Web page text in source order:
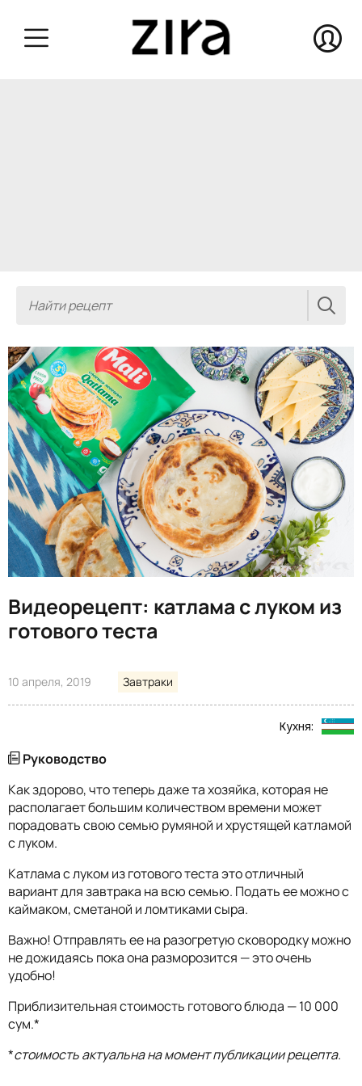
Видеорецепт: катлама с луком из
готового теста
10 апреля, 2019 Завтраки
Кухня:
Руководство
Как здорово, что теперь даже та хозяйка, которая не
располагает большим количеством времени может
порадовать свою семью румяной и хрустящей катламой
с луком.
Катлама с луком из готового теста это отличный
вариант для завтрака на всю семью. Подать ее можно с
каймаком, сметаной и ломтиками сыра.
Важно! Отправлять ее на разогретую сковородку можно
не дожидаясь пока она разморозится — это очень
удобно!
Приблизительная стоимость готового блюда — 10 000
сум.*
*стоимость актуальна на момент публикации рецепта.